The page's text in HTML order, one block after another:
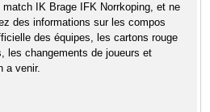
IK Brage IFK Norrkoping, et ne
des informations sur les compos
des équipes, les cartons rouge
les changements de joueurs et
a venir.